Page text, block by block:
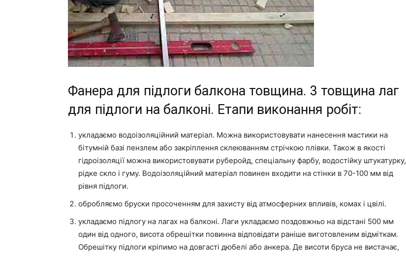
Фанера для підлоги балкона товщина. 3 товщина лаг
для підлоги на балконі. Етапи виконання робіт:
укладаємо водоізоляційний матеріал. Можна використовувати нанесення мастики на
бітумній базі пензлем або закріплення склеюванням стрічкою плівки. Також в якості
гідроізоляції можна використовувати руберойд, спеціальну фарбу, водостійку штукатурку,
рідке скло і гуму. Водоізоляційний матеріал повинен входити на стінки в 70-100 мм від
рівня підлоги.
обробляємо бруски просоченням для захисту від атмосферних впливів, комах і цвілі.
укладаємо підлогу на лагах на балконі. Лаги укладаємо поздовжньо на відстані 500 мм
один від одного, висота обрешітки повинна відповідати раніше виготовленим відміткам.
Обрешітку підлоги кріпимо на довгасті дюбелі або анкера. Де висоти бруса не вистачає,